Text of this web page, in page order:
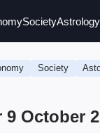
SocietyAstrology
Society
October